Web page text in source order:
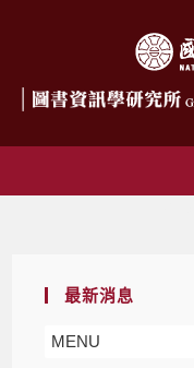
最新消息
MENU